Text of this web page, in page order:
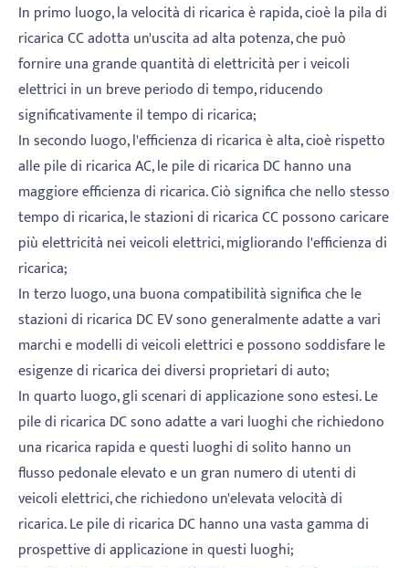
In primo luogo, la velocità di ricarica è rapida, cioè la pila di
ricarica CC adotta un'uscita ad alta potenza, che può
fornire una grande quantità di elettricità per i veicoli
elettrici in un breve periodo di tempo, riducendo
significativamente il tempo di ricarica;
In secondo luogo, l'efficienza di ricarica è alta, cioè rispetto
alle pile di ricarica AC, le pile di ricarica DC hanno una
maggiore efficienza di ricarica. Ciò significa che nello stesso
tempo di ricarica, le stazioni di ricarica CC possono caricare
più elettricità nei veicoli elettrici, migliorando l'efficienza di
ricarica;
In terzo luogo, una buona compatibilità significa che le
stazioni di ricarica DC EV sono generalmente adatte a vari
marchi e modelli di veicoli elettrici e possono soddisfare le
esigenze di ricarica dei diversi proprietari di auto;
In quarto luogo, gli scenari di applicazione sono estesi. Le
pile di ricarica DC sono adatte a vari luoghi che richiedono
una ricarica rapida e questi luoghi di solito hanno un
flusso pedonale elevato e un gran numero di utenti di
veicoli elettrici, che richiedono un'elevata velocità di
ricarica. Le pile di ricarica DC hanno una vasta gamma di
prospettive di applicazione in questi luoghi;